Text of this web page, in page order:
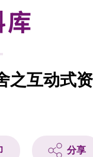
库
之互动式资
分享